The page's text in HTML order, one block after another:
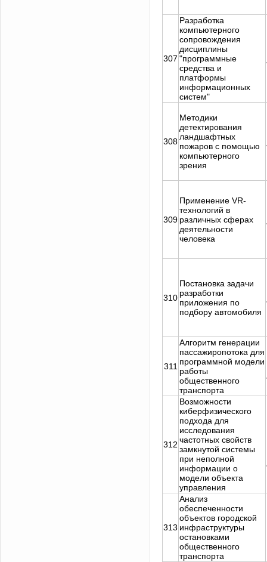
307
Разработка
компьютерного
сопровождения
дисциплины
"программные
средства и
платформы
информационных
систем"
308
Методики
детектирования
ландшафтных
пожаров с помощью
компьютерного
зрения
309
Применение VR-
технологий в
различных сферах
деятельности
человека
310
Постановка задачи
разработки
приложения по
подбору автомобиля
311
Алгоритм генерации
пассажиропотока для
программной модели
работы
общественного
транспорта
312
Возможности
киберфизического
подхода для
исследования
частотных свойств
замкнутой системы
при неполной
информации о
модели объекта
управления
313
Анализ
обеспеченности
объектов городской
инфраструктуры
остановками
общественного
транспорта